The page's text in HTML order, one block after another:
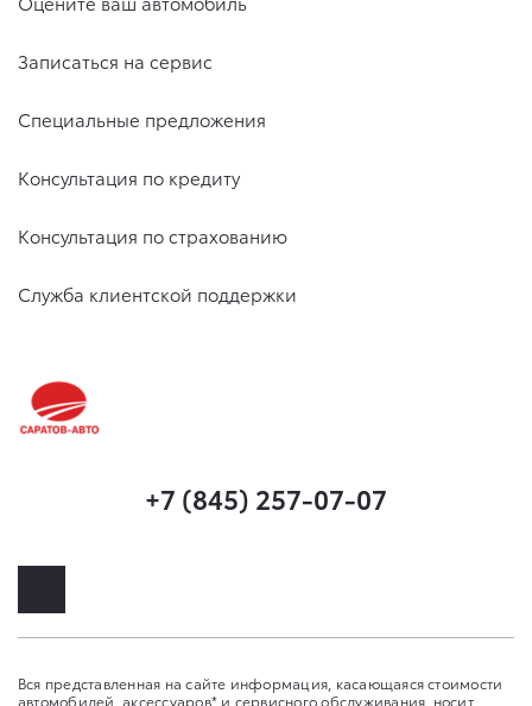
Записаться на сервис
Специальные предложения
Консультация по кредиту
Консультация по страхованию
Служба клиентской поддержки
+7 (845) 257-07-07
Вся представленная на сайте информация, касающаяся стоимости
автомобилей, аксессуаров* и сервисного обслуживания, носит